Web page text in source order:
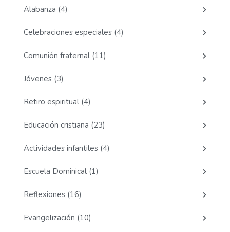
Alabanza (4)
Celebraciones especiales (4)
Comunión fraternal (11)
Jóvenes (3)
Retiro espiritual (4)
Educación cristiana (23)
Actividades infantiles (4)
Escuela Dominical (1)
Reflexiones (16)
Evangelización (10)